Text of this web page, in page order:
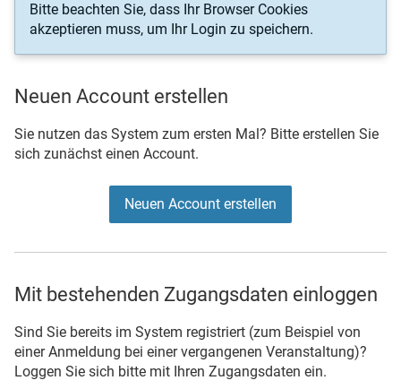
Bitte beachten Sie, dass Ihr Browser Cookies
akzeptieren muss, um Ihr Login zu speichern.
Neuen Account erstellen
Sie nutzen das System zum ersten Mal? Bitte erstellen Sie
sich zunächst einen Account.
Neuen Account erstellen
Mit bestehenden Zugangsdaten einloggen
Sind Sie bereits im System registriert (zum Beispiel von
einer Anmeldung bei einer vergangenen Veranstaltung)?
Loggen Sie sich bitte mit Ihren Zugangsdaten ein.